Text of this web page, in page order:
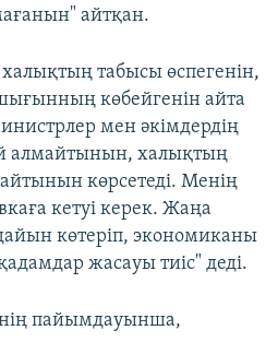
айтқан.
табысы өспегенін,
көбейгенін айта
мен әкімдердің
алмайтынын, халықтың
көрсетеді. Менің
кетуі керек. Жаңа
көтеріп, экономиканы
жасауы тиіс" деді.
пайымдауынша,